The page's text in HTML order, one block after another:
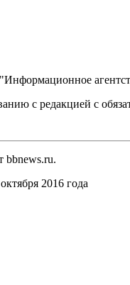
с редакцией с
bbnews.ru.
2016 года